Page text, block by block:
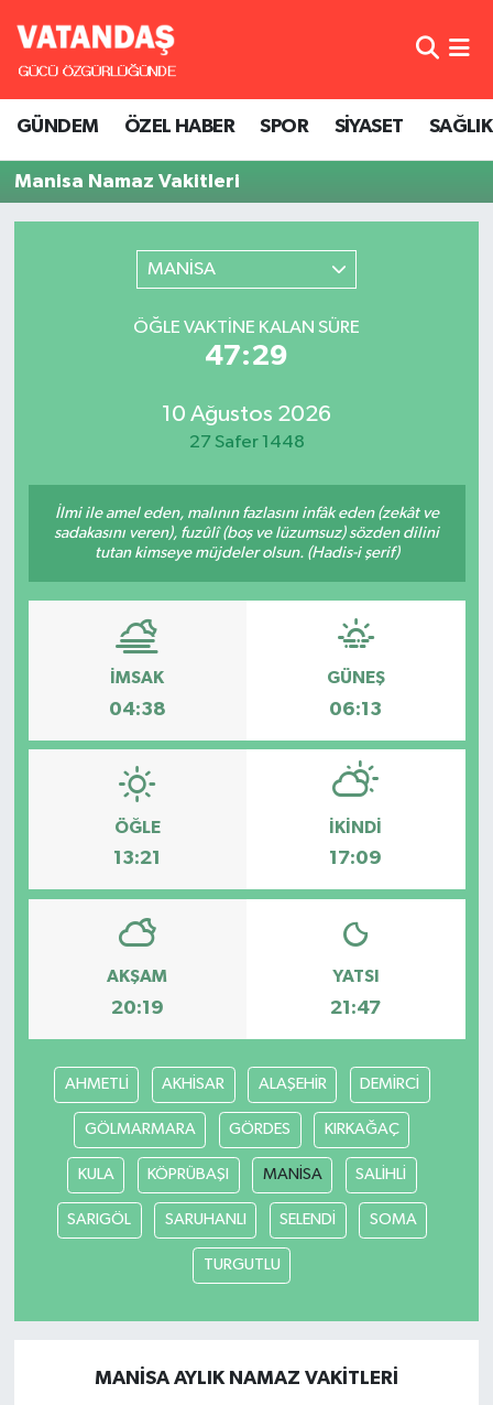
GÜNDEM ÖZEL HABER SPOR SİYASET SAĞLIK
Manisa Namaz Vakitleri
MANİSA
ÖĞLE VAKTINE KALAN SÜRE
47:29
10 Ağustos 2026
27 Safer 1448
İlmi ile amel eden, malının fazlasını infâk eden (zekât ve
sadakasını veren), fuzûlî (boş ve lüzumsuz) sözden dilini
tutan kimseye müjdeler olsun. (Hadis-i şerif)
İMSAK
04:38
GÜNEŞ
06:13
ÖĞLE
13:21
İKINDI
17:09
AKŞAM
20:19
YATSI
21:47
AHMETLİ AKHİSAR ALAŞEHİR DEMİRCİ
GÖLMARMARA GÖRDES KIRKAĞAÇ
KULA KÖPRÜBAŞI MANİSA SALİHLİ
SARIGÖL SARUHANLI SELENDİ SOMA
TURGUTLU
MANİSA AYLIK NAMAZ VAKITLERI
GÜNDEM
Hava Durumu
Tüm Manşetler